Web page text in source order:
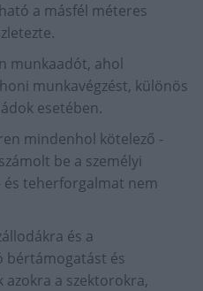
a másfél méteres
munkaadót, ahol
munkavégzést, különös
esetében.
mindenhol kötelező -
be a személyi
teherforgalmat nem
és a
bértámogatást és
a szektorokra,